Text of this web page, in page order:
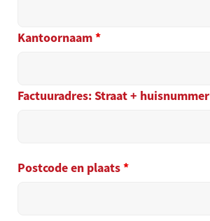
Kantoornaam*
Factuuradres: Straat + huisnummer
Postcode en plaats*